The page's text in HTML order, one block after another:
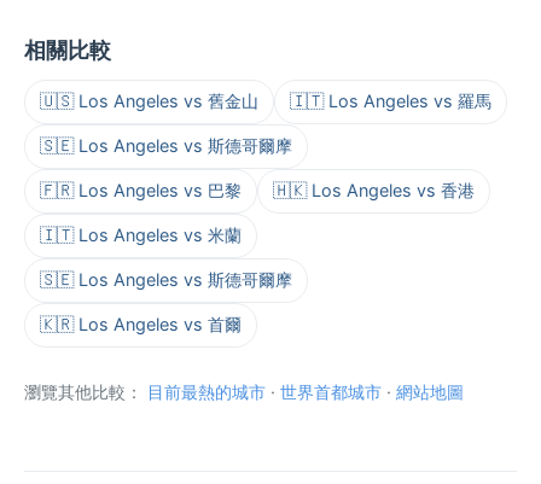
相關比較
🇺🇸 Los Angeles vs 舊金山 🇮🇹 Los Angeles vs 羅馬
🇸🇪 Los Angeles vs 斯德哥爾摩
🇫🇷 Los Angeles vs 巴黎 🇭🇰 Los Angeles vs 香港
🇮🇹 Los Angeles vs 米蘭
🇸🇪 Los Angeles vs 斯德哥爾摩
🇰🇷 Los Angeles vs 首爾
瀏覽其他比較： 目前最熱的城市 · 世界首都城市 · 網站地圖